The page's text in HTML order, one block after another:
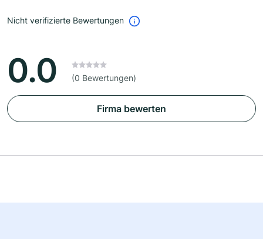
Nicht verifizierte Bewertungen
0.0 (0 Bewertungen)
Firma bewerten